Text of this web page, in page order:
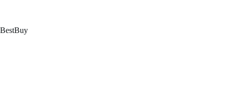
内
BestBuy